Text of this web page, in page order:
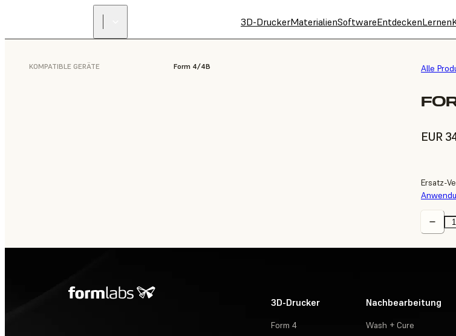
3D-DruckerMaterialienSoftwareEntdeckenLernen
Alle
EUR
KOMPATIBLE GERÄTE Form 4/4B
Ersatz-
3D-Drucker
Form 4
Nachbearbeitung
Wash + Cure